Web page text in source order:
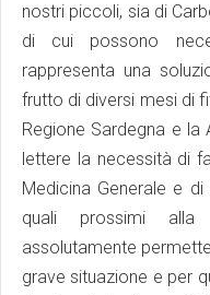
nostri piccoli, sia di
di cui possono
rappresenta una
frutto di diversi mesi di
Regione Sardegna e la
lettere la necessità di
Medicina Generale e
quali prossimi alla
assolutamente
grave situazione e per